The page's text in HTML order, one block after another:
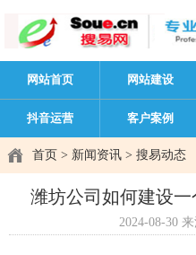
网站首页 网站建设
抖音运营 客户案例
首页 > 新闻资讯 > 搜易动态
潍坊公司如何建设
2024-08-30